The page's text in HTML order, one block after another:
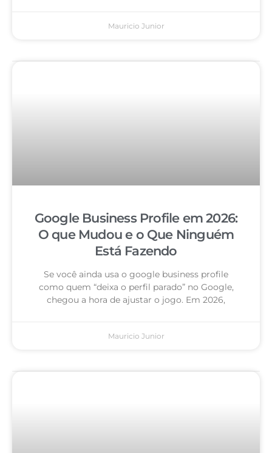
Mauricio Junior
Google Business Profile em 2026:
O que Mudou e o Que Ninguém
Está Fazendo
Se você ainda usa o google business profile
como quem “deixa o perfil parado” no Google,
chegou a hora de ajustar o jogo. Em 2026,
Mauricio Junior